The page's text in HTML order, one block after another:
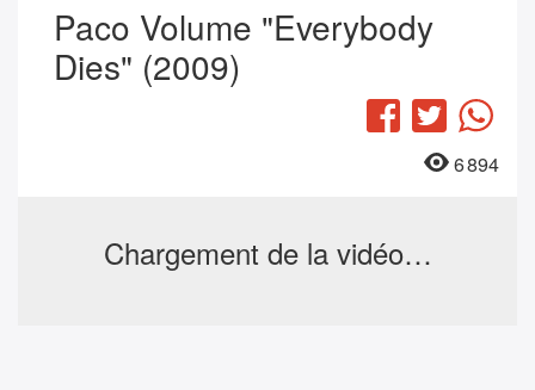
Paco Volume "Everybody
Dies" (2009)
Facebook
Twitter
6 894
Chargement de la vidéo…